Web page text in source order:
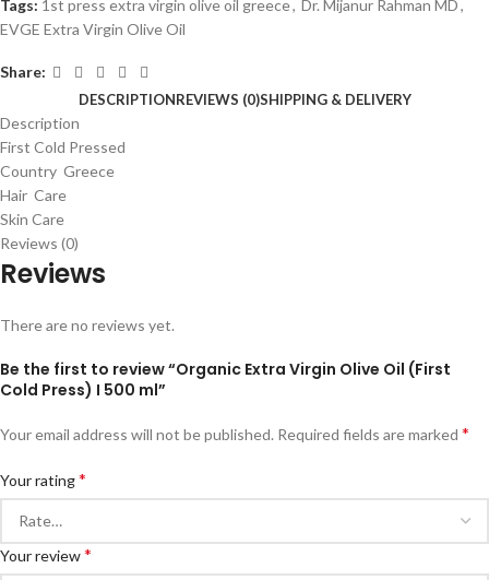
Tags: 1st press extra virgin olive oil greece, Dr. Mijanur Rahman MD,
EVGE Extra Virgin Olive Oil
Share:
DESCRIPTIONREVIEWS (0)SHIPPING & DELIVERY
Description
First Cold Pressed
Country Greece
Hair Care
Skin Care
Reviews (0)
Reviews
There are no reviews yet.
Be the first to review “Organic Extra Virgin Olive Oil (First
Cold Press) I 500 ml”
Your email address will not be published. Required fields are marked *
Your rating*
Your review*